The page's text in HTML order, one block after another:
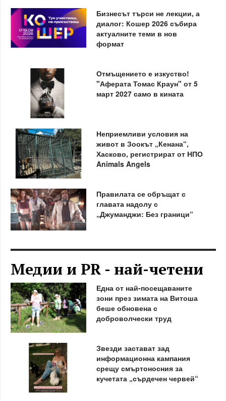
Бизнесът търси не лекции, а
диалог: Кошер 2026 събира
актуалните теми в нов
формат
Отмъщението е изкуство!
"Аферата Томас Краун" от 5
март 2027 само в кината
Неприемливи условия на
живот в Зоокът „Кенана“,
Хасково, регистрират от НПО
Animals Angels
Правилата се обръщат с
главата надолу с
„Джуманджи: Без граници“
Медии и PR - най-четени
Една от най-посещаваните
зони през зимата на Витоша
беше обновена с
доброволчески труд
Звезди застават зад
информационна кампания
срещу смъртоносния за
кучетата „сърдечен червей“